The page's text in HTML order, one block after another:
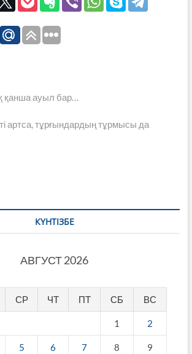
қанша ауыл бар…
артса, тұрғындардың тұрмысы да
КҮНТІЗБЕ
АВГУСТ 2026
СР ЧТ ПТ СБ ВС
1 2
5 6 7 8 9